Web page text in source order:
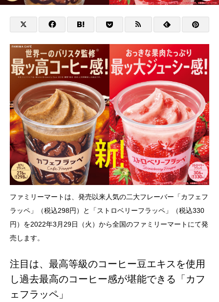
ファミリーマートは、発売以来人気の二大フレーバー「カフェフ
ラッペ」（税込298円）と「ストロベリーフラッペ」（税込330
円）を2022年3月29日（火）から全国のファミリーマートにて発
売します。
注目は、最高等級のコーヒー豆エキスを使用
し過去最高のコーヒー感が堪能できる「カフ
ェフラッペ」